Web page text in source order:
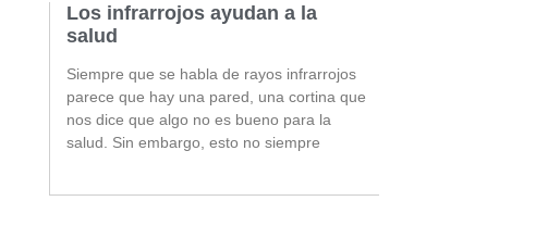
Los infrarrojos ayudan a la
salud
Siempre que se habla de rayos infrarrojos
parece que hay una pared, una cortina que
nos dice que algo no es bueno para la
salud. Sin embargo, esto no siempre